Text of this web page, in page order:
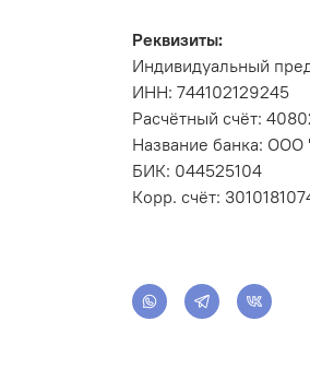
Реквизиты:
Индивидуальный
ИНН: 744102129245
Расчётный счёт:
Название банка: ООО
БИК: 044525104
Корр. счёт: